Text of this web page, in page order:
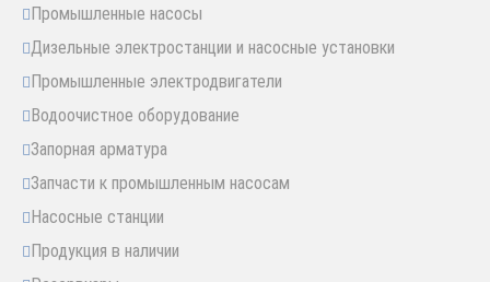
Промышленные насосы
Дизельные электростанции и насосные установки
Промышленные электродвигатели
Водоочистное оборудование
Запорная арматура
Запчасти к промышленным насосам
Насосные станции
Продукция в наличии